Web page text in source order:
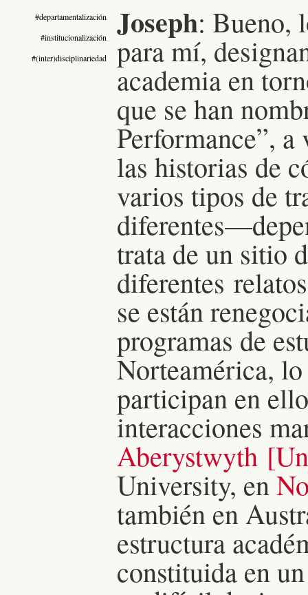
#departamentalización
#institucionalización
#(inter)disciplinariedad
Joseph: Bueno,
para mí,
academia en
que se han
Performance”, a
las historias de
varios tipos de
trata de un sitio
diferentes
se están
programas de
Norteamérica,
participan en
interacciones
Aberystwyth
University, en
también en
estructura
constituida en